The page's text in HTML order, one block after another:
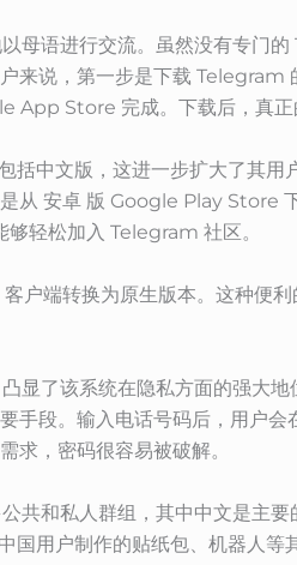
母语进行交流。虽然没有专门
来说，第一步是下载
Store 完成。下载后，真正
中文版，这进一步扩大了其用
从 安卓 版 Google Play
轻松加入 Telegram 社区。
端转换为原生版本。这种便
显了该系统在隐私方面的强大
手段。输入电话号码后，用户
求，密码很容易被破解。
和私人群组，其中中文是主
用户制作的贴纸包、机器人等